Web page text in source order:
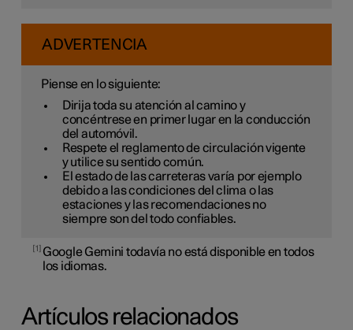
ADVERTENCIA
Piense en lo siguiente:
Dirija toda su atención al camino y
concéntrese en primer lugar en la conducción
del automóvil.
Respete el reglamento de circulación vigente
y utilice su sentido común.
El estado de las carreteras varía por ejemplo
debido a las condiciones del clima o las
estaciones y las recomendaciones no
siempre son del todo confiables.
1
Google Gemini todavía no está disponible en todos
los idiomas.
Artículos relacionados